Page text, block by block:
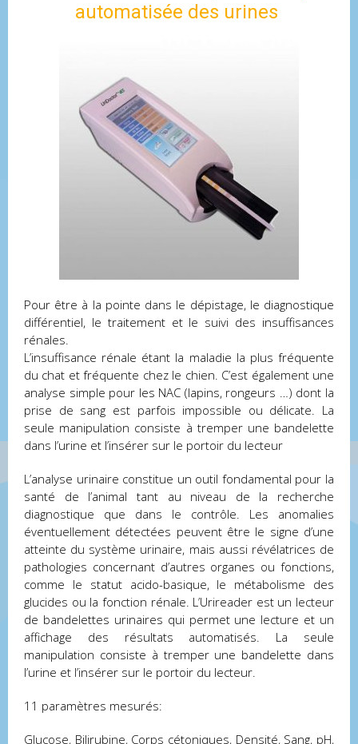
automatisée des urines
Pour être à la pointe dans le dépistage, le diagnostique
différentiel, le traitement et le suivi des insuffisances
rénales.
L’insuffisance rénale étant la maladie la plus fréquente
du chat et fréquente chez le chien. C’est également une
analyse simple pour les NAC (lapins, rongeurs …) dont la
prise de sang est parfois impossible ou délicate. La
seule manipulation consiste à tremper une bandelette
dans l’urine et l’insérer sur le portoir du lecteur
L’analyse urinaire constitue un outil fondamental pour la
santé de l’animal tant au niveau de la recherche
diagnostique que dans le contrôle. Les anomalies
éventuellement détectées peuvent être le signe d’une
atteinte du système urinaire, mais aussi révélatrices de
pathologies concernant d’autres organes ou fonctions,
comme le statut acido-basique, le métabolisme des
glucides ou la fonction rénale. L’Urireader est un lecteur
de bandelettes urinaires qui permet une lecture et un
affichage des résultats automatisés. La seule
manipulation consiste à tremper une bandelette dans
l’urine et l’insérer sur le portoir du lecteur.
11 paramètres mesurés:
Glucose, Bilirubine, Corps cétoniques, Densité, Sang, pH,